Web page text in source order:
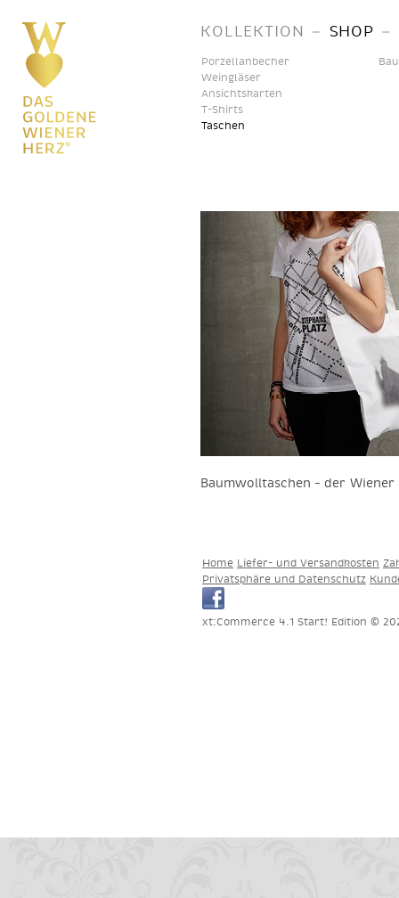
KOLLEKTION – SHOP –
Porzellanbecher
Weingläser
Ansichtskarten
T-Shirts
Taschen
Baumwolltaschen – der
Home Liefer- und Versandkosten
Privatsphäre und Datenschutz
xt:Commerce 4.1 Start! Edition ©